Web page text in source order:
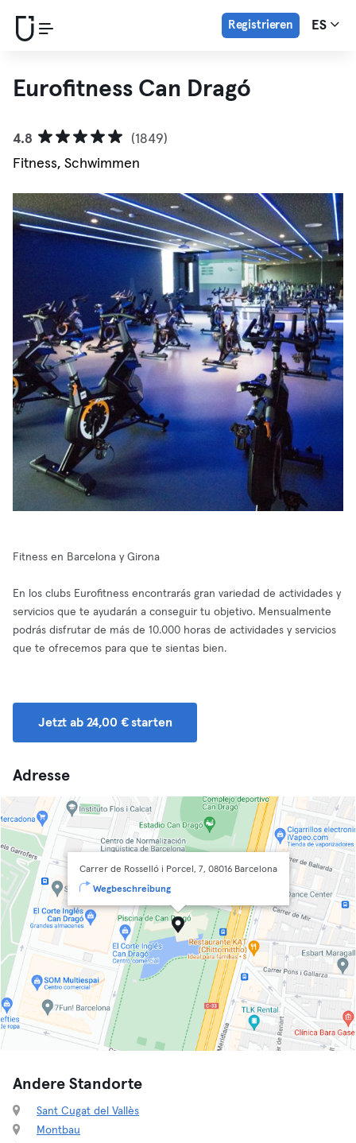
Registrieren ES
Eurofitness Can Dragó
4.8
(1849)
Fitness, Schwimmen
Fitness en Barcelona y Girona
En los clubs Eurofitness encontrarás gran variedad de actividades y
servicios que te ayudarán a conseguir tu objetivo. Mensualmente
podrás disfrutar de más de 10.000 horas de actividades y servicios
que te ofrecemos para que te sientas bien.
Jetzt ab 24,00 € starten
Adresse
Carrer de Rosselló i Porcel, 7, 08016 Barcelona
Wegbeschreibung
Andere Standorte
Sant Cugat del Vallès
Montbau